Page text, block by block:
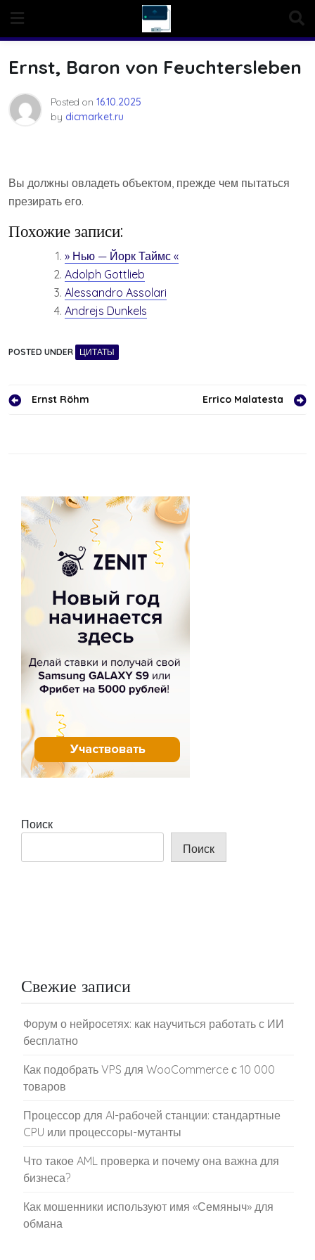
content
Ernst, Baron von Feuchtersleben
Posted on 16.10.2025
by dicmarket.ru
Вы должны овладеть объектом, прежде чем пытаться
презирать его.
Похожие записи:
» Нью — Йорк Таймс «
Adolph Gottlieb
Alessandro Assolari
Andrejs Dunkels
POSTED UNDER ЦИТАТЫ
Навигация
Ernst Röhm Errico Malatesta
Поиск
Поиск
Свежие записи
Форум о нейросетях: как научиться работать с ИИ
бесплатно
Как подобрать VPS для WooCommerce с 10 000
товаров
Процессор для AI-рабочей станции: стандартные
CPU или процессоры-мутанты
Что такое AML проверка и почему она важна для
бизнеса?
Как мошенники используют имя «Семяныч» для
обмана